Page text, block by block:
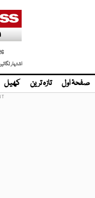
اشتہار
صفحۂ اول تازہ ترین کھیل